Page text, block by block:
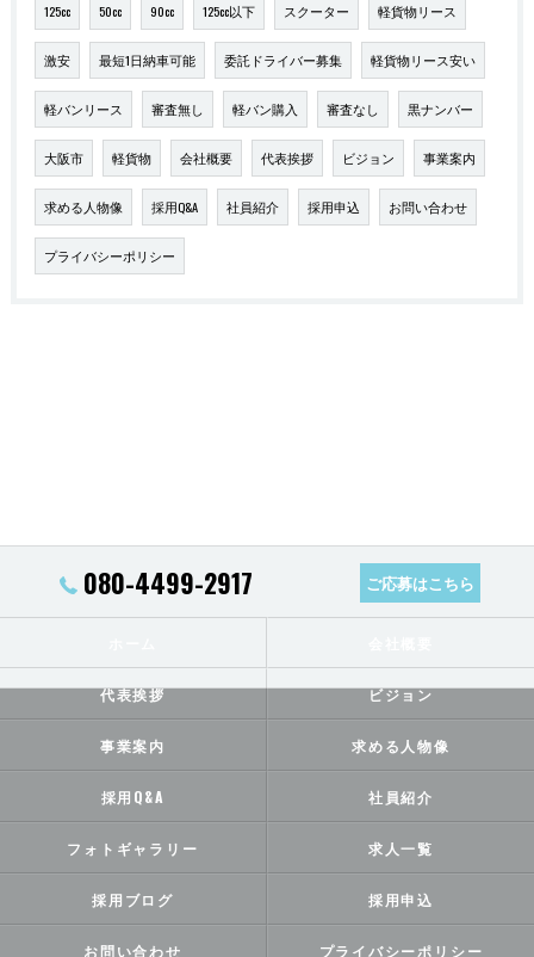
125cc 50cc 90cc 125cc以下 スクーター 軽貨物リース
激安 最短1日納車可能 委託ドライバー募集 軽貨物リース安い
軽バンリース 審査無し 軽バン購入 審査なし 黒ナンバー
大阪市 軽貨物 会社概要 代表挨拶 ビジョン 事業案内
求める人物像 採用Q&A 社員紹介 採用申込 お問い合わせ
プライバシーポリシー
080-4499-2917 ご応募はこちら
代表挨拶 ビジョン
事業案内 求める人物像
採用Q&A 社員紹介
フォトギャラリー 求人一覧
採用ブログ 採用申込
お問い合わせ プライバシーポリシー